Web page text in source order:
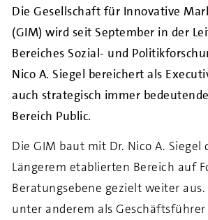
Die Gesellschaft für Innovative
(GIM) wird seit September in der
Bereiches Sozial- und
Nico A. Siegel bereichert als
auch strategisch immer
Bereich Public.
Die GIM baut mit Dr. Nico A. Siegel
Längerem etablierten Bereich auf
Beratungsebene gezielt weiter
unter anderem als Geschäftsführer